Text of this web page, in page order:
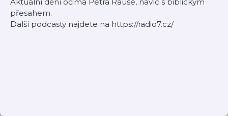
přesahem.
Další podcasty najdete na https://radio7.cz/